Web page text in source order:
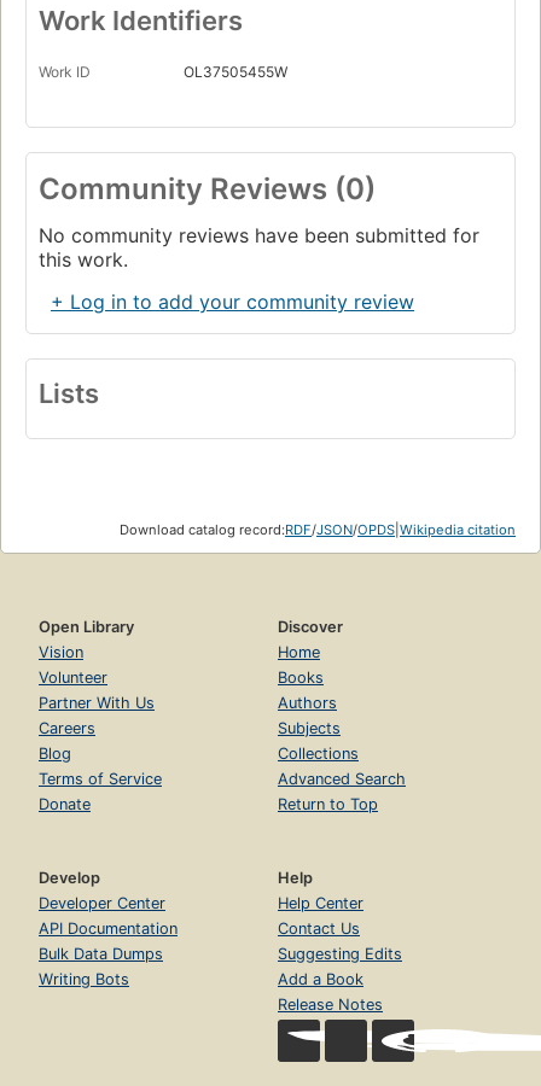
Work Identifiers
Work ID OL37505455W
Community Reviews (0)
No community reviews have been submitted for
this work.
+ Log in to add your community review
Lists
Download catalog record:RDF/JSON/OPDS Wikipedia citation
Open Library
Vision
Volunteer
Partner With Us
Careers
Blog
Terms of Service
Donate
Discover
Home
Books
Authors
Subjects
Collections
Advanced Search
Return to Top
Develop
Developer Center
API Documentation
Bulk Data Dumps
Writing Bots
Help
Help Center
Contact Us
Suggesting Edits
Add a Book
Release Notes